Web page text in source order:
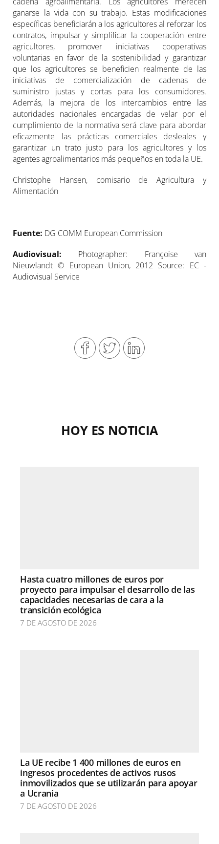
ganarse la vida con su trabajo. Estas modificaciones
específicas beneficiarán a los agricultores al reforzar los
contratos, impulsar y simplificar la cooperación entre
agricultores, promover iniciativas cooperativas
voluntarias en favor de la sostenibilidad y garantizar
que los agricultores se beneficien realmente de las
iniciativas de comercialización de cadenas de
suministro justas y cortas para los consumidores.
Además, la mejora de los intercambios entre las
autoridades nacionales encargadas de velar por el
cumplimiento de la normativa será clave para abordar
eficazmente las prácticas comerciales desleales y
garantizar un trato justo para los agricultores y los
agentes agroalimentarios más pequeños en toda la UE.
Christophe Hansen, comisario de Agricultura y
Alimentación
Fuente: DG COMM European Commission
Audiovisual: Photographer: Françoise van
Nieuwlandt © European Union, 2012 Source: EC -
Audiovisual Service
HOY ES NOTICIA
Hasta cuatro millones de euros por
proyecto para impulsar el desarrollo de las
capacidades necesarias de cara a la
transición ecológica
7 DE AGOSTO DE 2026
La UE recibe 1 400 millones de euros en
ingresos procedentes de activos rusos
inmovilizados que se utilizarán para apoyar
a Ucrania
7 DE AGOSTO DE 2026